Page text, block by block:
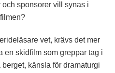
sponsorer vill synas i
vet, krävs det mer
en skidfilm som greppar tag i
känsla för dramaturgi